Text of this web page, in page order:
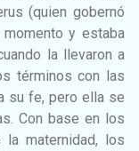
(quien gobernó
y estaba
la llevaron a
términos con las
su fe, pero ella se
Con base en los
maternidad, los